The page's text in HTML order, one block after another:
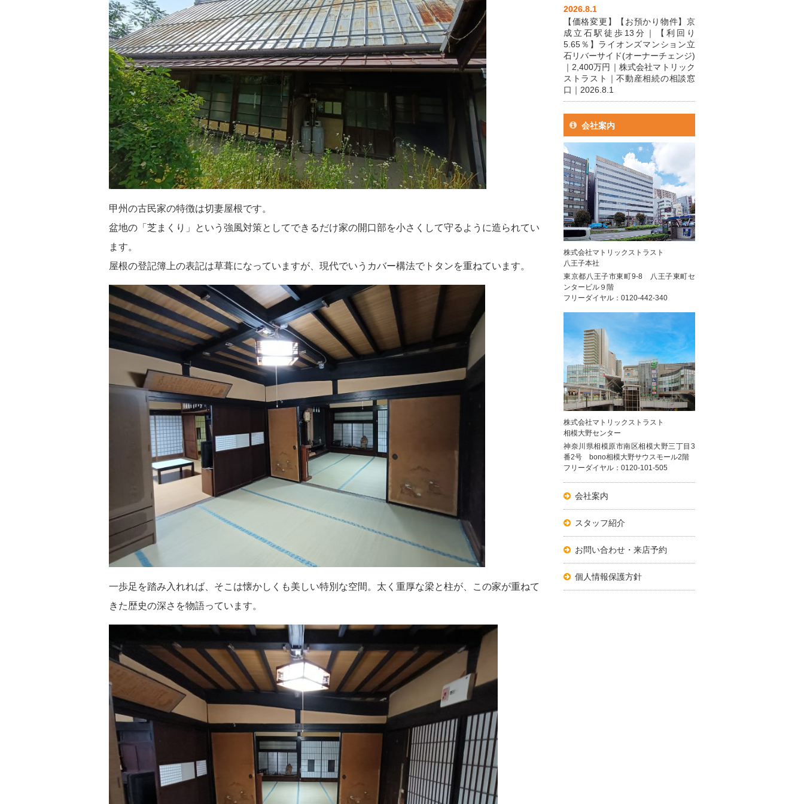
甲州の古民家の特徴は切妻屋根です。
盆地の「芝まくり」という強風対策としてできるだけ家の開口部を小さくして守るように造られてい
ます。
屋根の登記簿上の表記は草葺になっていますが、現代でいうカバー構法でトタンを重ねています。
一歩足を踏み入れれば、そこは懐かしくも美しい特別な空間。太く重厚な梁と柱が、この家が重ねて
きた歴史の深さを物語っています。
2026.8.1
【価格変更】【お預かり物件】京
成立石駅徒歩13分｜【利回り
5.65％】ライオンズマンション立
石リバーサイド(オーナーチェンジ)
｜2,400万円｜株式会社マトリック
ストラスト｜不動産相続の相談窓
口｜2026.8.1
会社案内
株式会社マトリックストラスト
八王子本社
東京都八王子市東町9-8 八王子東町セ
ンタービル９階
フリーダイヤル：0120-442-340
株式会社マトリックストラスト
相模大野センター
神奈川県相模原市南区相模大野三丁目3
番2号 bono相模大野サウスモール2階
フリーダイヤル：0120-101-505
会社案内
スタッフ紹介
お問い合わせ・来店予約
個人情報保護方針